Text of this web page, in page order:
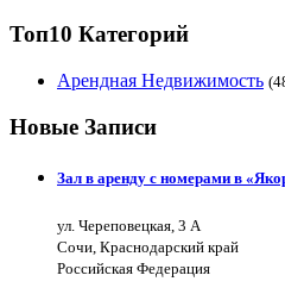
Топ10 Категорий
Арендная Недвижимость
Новые Записи
Зал в аренду с номерами в
ул. Череповецкая, 3 А
Сочи, Краснодарский край
Российская Федерация